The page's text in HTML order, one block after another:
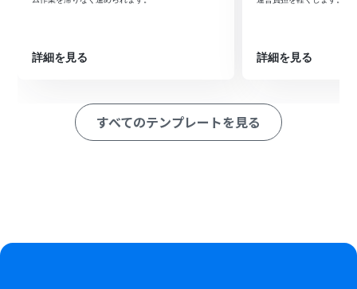
※「トリガー」：フロー起動のきっかけとなるアクション、「オ
リガーで取得した情報を活用して任意に設定することが可
能です。例えば、ThingのIDや名称などを含めたフォルダ
名を動的に生成できます。
ださい。
詳細を見る 詳細を見る
すべてのテンプレートを見る